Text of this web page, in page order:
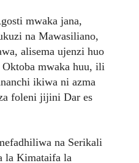
mwaka jana,
na Mawasiliano,
alisema ujenzi huo
mwaka huu, ili
ikiwa ni azma
foleni jijini Dar es
na Serikali
la Kimataifa la